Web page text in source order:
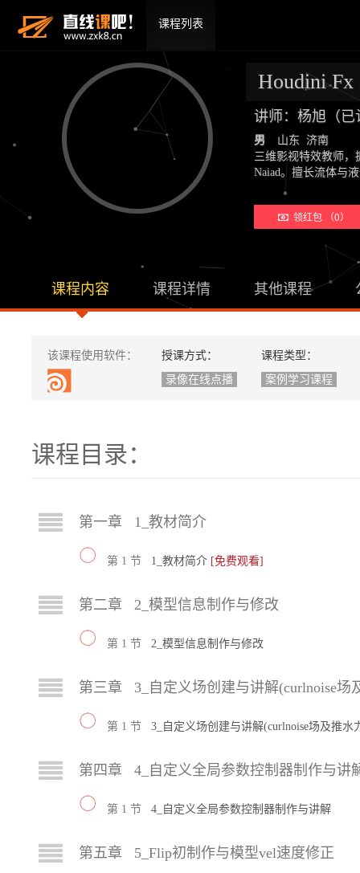
课程列表
Houdini
讲师：杨旭（已
男
山东 济南
三维影视特效教师，
Naiad。擅长流体
领红包 （0）
课程内容 课程详情 其他课程
该课程使用软件：
授课方式：
录像在线点播
课程类型：
案例学习课程
课程目录：
第一章 1_教材简介
第 1 节 1_教材简介 [免费观看]
第二章 2_模型信息制作与修改
第 1 节 2_模型信息制作与修改
第三章 3_自定义场创建与讲解(curlnoise场
第 1 节 3_自定义场创建与讲解(curlnoise场及推水
第四章 4_自定义全局参数控制器制作与讲
第 1 节 4_自定义全局参数控制器制作与讲解
第五章 5_Flip初制作与模型vel速度修正